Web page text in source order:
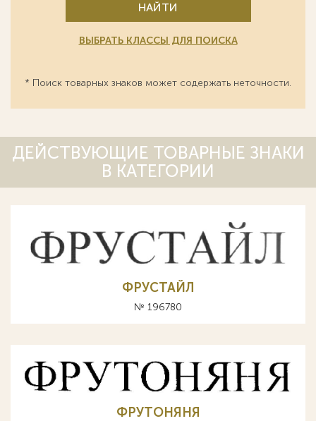
НАЙТИ
ВЫБРАТЬ КЛАССЫ ДЛЯ ПОИСКА
* Поиск товарных знаков может содержать неточности.
ДЕЙСТВУЮЩИЕ ТОВАРНЫЕ ЗНАКИ
В КАТЕГОРИИ
ФРУСТАЙЛ
№ 196780
ФРУТОНЯНЯ